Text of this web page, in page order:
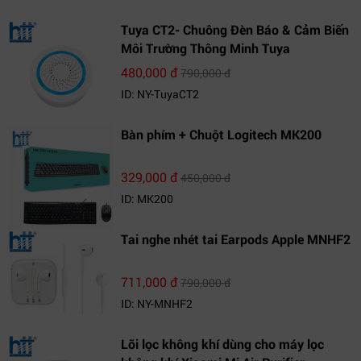
Tuya CT2- Chuông Đèn Báo & Cảm Biến
Môi Trường Thông Minh Tuya
480,000 đ790,000 đ
ID: NY-TuyaCT2
Bàn phím + Chuột Logitech MK200
329,000 đ450,000 đ
ID: MK200
Tai nghe nhét tai Earpods Apple MNHF2
711,000 đ790,000 đ
ID: NY-MNHF2
Lõi lọc không khí dùng cho máy lọc